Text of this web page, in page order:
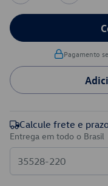
Pagamento
Calcule frete e
Entrega em todo o Brasil